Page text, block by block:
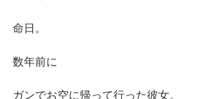
命日。
数年前に
ガンでお空に帰って行った彼女。